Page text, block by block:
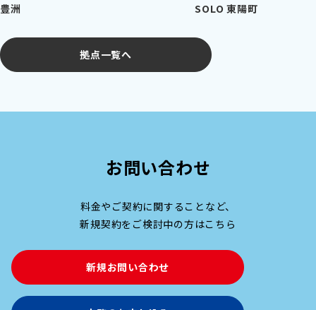
豊洲 SOLO 東陽町
拠点一覧へ
お問い合わせ
料金やご契約に関することなど、
新規契約をご検討中の方はこちら
新規お問い合わせ